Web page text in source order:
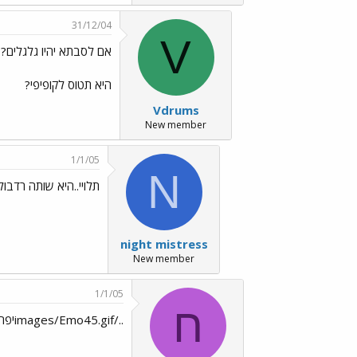
V
Vdrums
New member
31/12/04
אם לסבתא יהיו גלגלים?
היא תטוס לקופיפי?
N
night mistress
New member
1/1/05
תלויי..היא שותה
ח
1/1/05
../images/Emo45.gifיפה אמרת!